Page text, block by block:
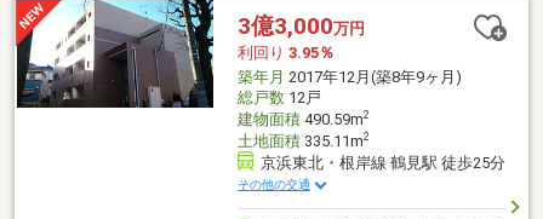
3億3,000万円
利回り 3.95％
築年月 2017年12月(築8年9ヶ月)
総戸数12戸
建物面積490.59m2
土地面積335.11m2
京浜東北・根岸線 鶴見駅 徒歩25分
その他の交通